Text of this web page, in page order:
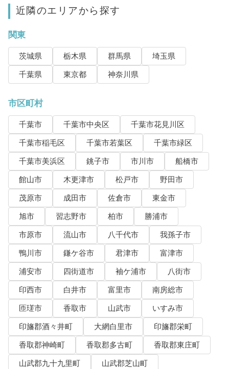
近隣のエリアから探す
関東
茨城県 栃木県 群馬県
埼玉県
千葉県
東京都 神奈川県
市区町村
千葉市 千葉市中央区
千葉市花見川区
千葉市稲毛区
千葉市若葉区
千葉市緑区
千葉市美浜区
銚子市 市川市
船橋市
館山市
木更津市 松戸市
野田市
茂原市
成田市 佐倉市
東金市
旭市
習志野市 柏市
勝浦市
市原市
流山市 八千代市
我孫子市
鴨川市
鎌ケ谷市 君津市
富津市
浦安市
四街道市 袖ケ浦市
八街市
印西市
白井市 富里市
南房総市
匝瑳市
香取市 山武市
いすみ市
印旛郡酒々井町
大網白里市
印旛郡栄町
香取郡神崎町
香取郡多古町
香取郡東庄町
山武郡九十九里町
山武郡芝山町